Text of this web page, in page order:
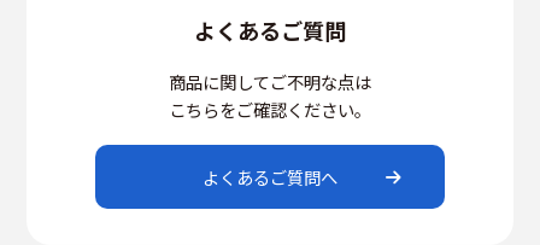
よくあるご質問
商品に関してご不明な点は
こちらをご確認ください。
よくあるご質問へ